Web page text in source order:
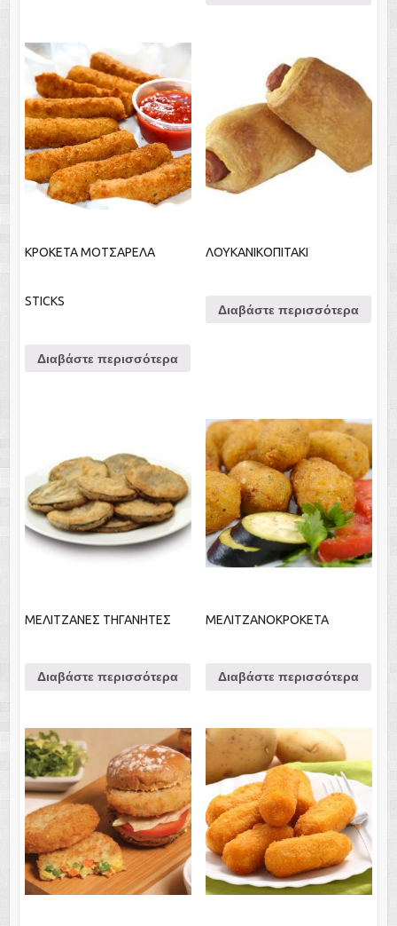
ΚΡΟΚΕΤΑ ΜΟΤΣΑΡΕΛΑ
STICKS
Διαβάστε περισσότερα
ΛΟΥΚΑΝΙΚΟΠΙΤΑΚΙ
Διαβάστε περισσότερα
ΜΕΛΙΤΖΑΝΕΣ ΤΗΓΑΝΗΤΕΣ
Διαβάστε περισσότερα
ΜΕΛΙΤΖΑΝΟΚΡΟΚΕΤΑ
Διαβάστε περισσότερα